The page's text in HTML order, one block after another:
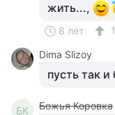
жить...,
8 лет
1
Dima Slizoy
пусть так и
БК Божья Коровка